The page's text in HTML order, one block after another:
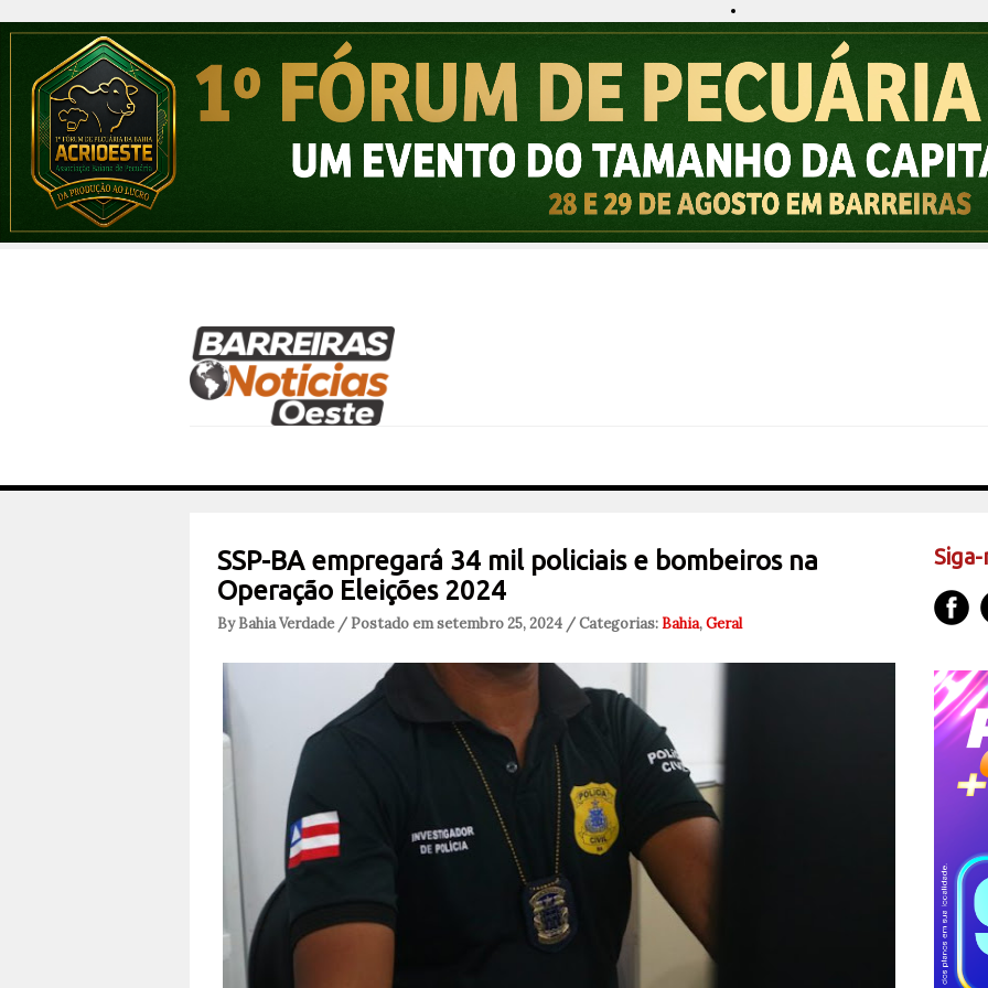
SSP-BA empregará 34 mil policiais e bombeiros na
Operação Eleições 2024
By Bahia Verdade / Postado em setembro 25, 2024 / Categorias:Bahia,Geral